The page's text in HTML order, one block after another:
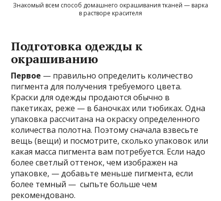
Знакомый всем способ домашнего окрашивания тканей — варка
в растворе красителя
Подготовка одежды к
окрашиванию
Первое — правильно определить количество
пигмента для получения требуемого цвета.
Краски для одежды продаются обычно в
пакетиках, реже — в баночках или тюбиках. Одна
упаковка рассчитана на окраску определенного
количества полотна. Поэтому сначала взвесьте
вещь (вещи) и посмотрите, сколько упаковок или
какая масса пигмента вам потребуется. Если надо
более светлый оттенок, чем изображен на
упаковке, — добавьте меньше пигмента, если
более темный — сыпьте больше чем
рекомендовано.